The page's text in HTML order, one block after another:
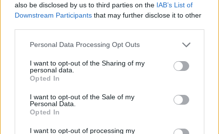
also be disclosed by us to third parties on the IAB’s List of
Downstream Participants that may further disclose it to other
Please note that this website/app uses one or more Google
not limited to your visit or usage behaviour. You may click to
grant or deny consent to Google and its third-party tags to
use your data for below specified purposes in below Google
consent section.
Personal Data Processing Opt Outs
I want to opt-out of the Sharing of my
personal data.
Opted In
I want to opt-out of the Sale of my
Personal Data.
Opted In
I want to opt-out of processing my
15 éve
A 3 eves fiam is ezt tolja... Nagyon izlik neki :)
világevő
15 éve